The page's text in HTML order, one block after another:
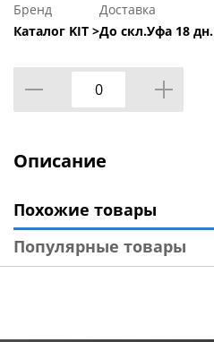
Бренд
Каталог KIT >
Доставка
До скл.Уфа 18 дн.
Описание
Похожие товары
Популярные товары